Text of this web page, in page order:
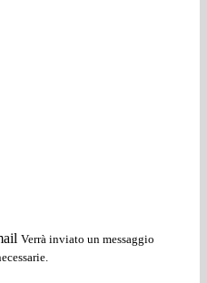
Verrà inviato un messaggio